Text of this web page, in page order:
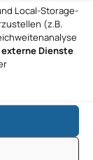
Local-Storage-
(z.B.
externe Dienste